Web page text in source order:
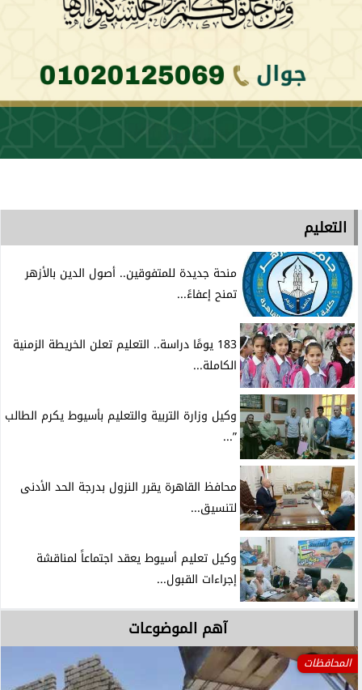
التعليم
منحة جديدة للمتفوقين.. أصول الدين بالأزهر
تمنح إعفاءً...
183 يومًا دراسة.. التعليم تعلن الخريطة الزمنية
الكاملة...
وكيل وزارة التربية والتعليم بأسيوط يكرم الطالب
”...
محافظ القاهرة يقرر النزول بدرجة الحد الأدنى
لتنسيق...
وكيل تعليم أسيوط يعقد اجتماعاً لمناقشة
إجراءات القبول...
آهم الموضوعات
المحافظات